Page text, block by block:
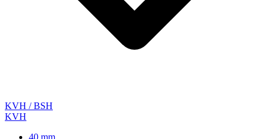
KVH / BSH
KVH
40 mm